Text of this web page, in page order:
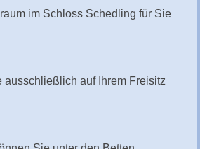
im Schloss Schedling für Sie
ausschließlich auf Ihrem Freisitz